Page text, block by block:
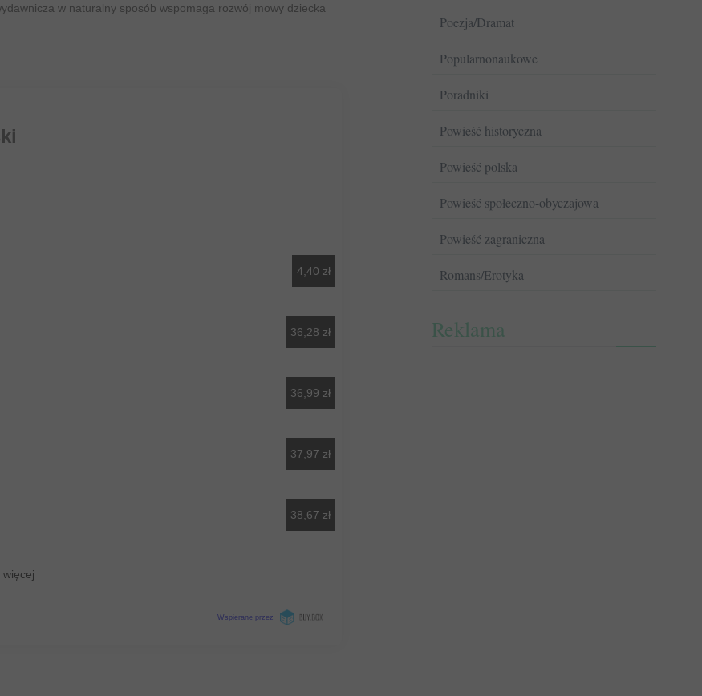
w naturalny sposób wspomaga rozwój mowy dziecka
Poezja/Dramat
Popularnonaukowe
Poradniki
Powieść historyczna
Powieść polska
Powieść społeczno-obyczajowa
Powieść zagraniczna
Romans/Erotyka
Reklama